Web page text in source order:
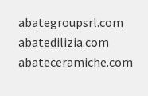
abategroupsrl.com
abatedilizia.com
abateceramiche.com